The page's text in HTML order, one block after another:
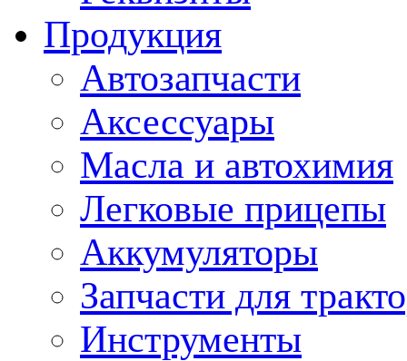
Продукция
Автозапчасти
Аксессуары
Масла и автохимия
Легковые прицепы
Аккумуляторы
Запчасти для
Инструменты